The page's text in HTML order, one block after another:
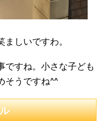
しいですわ。
ですね。小さな子ども
そうですね^^